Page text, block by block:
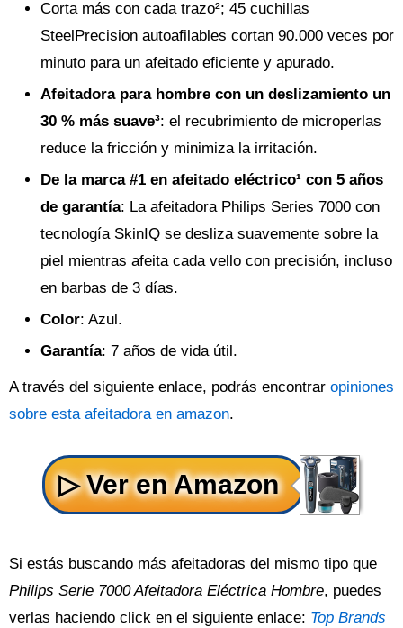
Corta más con cada trazo²; 45 cuchillas
SteelPrecision autoafilables cortan 90.000 veces por
minuto para un afeitado eficiente y apurado.
Afeitadora para hombre con un deslizamiento un
30 % más suave³: el recubrimiento de microperlas
reduce la fricción y minimiza la irritación.
De la marca #1 en afeitado eléctrico¹ con 5 años
de garantía: La afeitadora Philips Series 7000 con
tecnología SkinIQ se desliza suavemente sobre la
piel mientras afeita cada vello con precisión, incluso
en barbas de 3 días.
Color: Azul.
Garantía: 7 años de vida útil.
A través del siguiente enlace, podrás encontrar opiniones
sobre esta afeitadora en amazon.
Si estás buscando más afeitadoras del mismo tipo que
Philips Serie 7000 Afeitadora Eléctrica Hombre, puedes
verlas haciendo click en el siguiente enlace: Top Brands